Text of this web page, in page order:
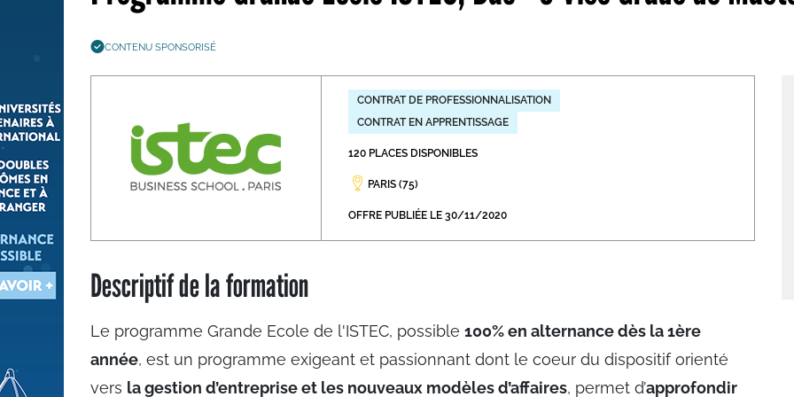
Les écoles se présentent
Apprendre autrement
CONTENU SPONSORISÉ
CONTRAT DE PROFESSIONNALISATION
CONTRAT EN APPRENTISSAGE
120 PLACES DISPONIBLES
PARIS (75)
OFFRE PUBLIÉE LE 30/11/2020
Descriptif de la formation
Le programme Grande Ecole de l'ISTEC, possible 100% en alternance dès la 1ère
année, est un programme exigeant et passionnant dont le coeur du dispositif orienté
vers la gestion d’entreprise et les nouveaux modèles d’affaires, permet d’approfondir